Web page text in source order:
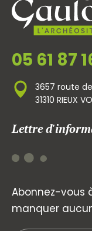
05 61 87
3657 route
31310 RIEUX
Lettre
Abonnez-vous
manquer